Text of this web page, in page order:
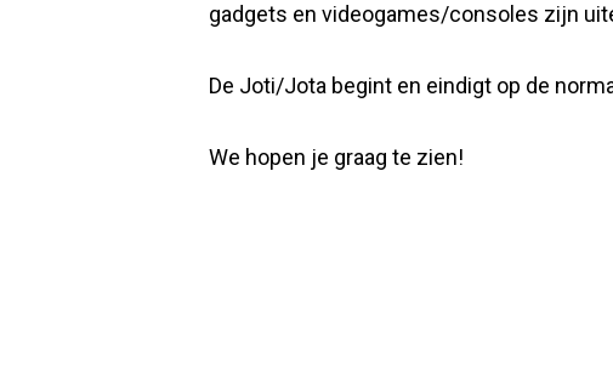
gadgets en videogames/consoles zijn
De Joti/Jota begint en eindigt op de
We hopen je graag te zien!